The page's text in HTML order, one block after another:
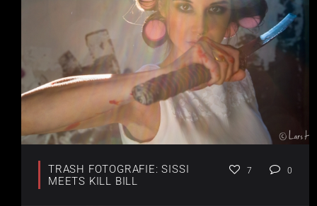
TRASH FOTOGRAFIE: SISSI
MEETS KILL BILL
7 0